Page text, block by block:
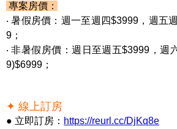
專案房價：
‧ 暑假房價：週一至週四$3999，週五
9；
‧ 非暑假房價：週日至週五$3999，週
9)$6999；
✦ 線上訂房
● 立即訂房： https://reurl.cc/DjKq8e